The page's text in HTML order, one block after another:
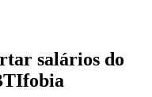
salários do